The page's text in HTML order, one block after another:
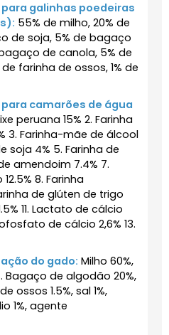
galinhas poedeiras
55% de milho, 20% de
de soja, 5% de bagaço
de canola, 5% de
farinha de ossos, 1% de
camarões de água
peruana 15% 2. Farinha
3. Farinha-mãe de álcool
soja 4% 5. Farinha de
amendoim 7.4% 7.
8. Farinha
de glúten de trigo
11. Lactato de cálcio
de cálcio 2,6% 13.
do gado: Milho 60%,
Bagaço de algodão 20%,
ossos 1.5%, sal 1%,
1%, agente